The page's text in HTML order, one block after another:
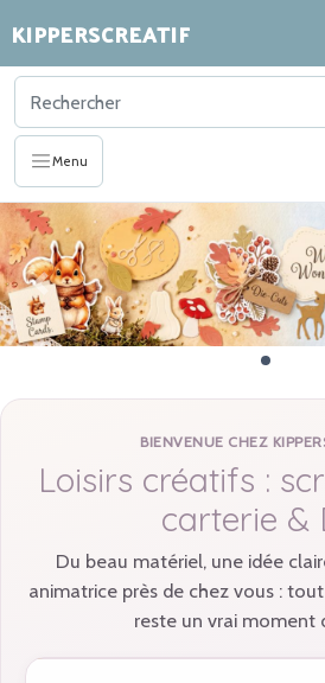
KIPPERSCREATIF
Menu
BIENVENUE CHEZ
Loisirs créatifs :
carterie &
Du beau matériel, une idée
animatrice près de chez vous :
reste un vrai moment